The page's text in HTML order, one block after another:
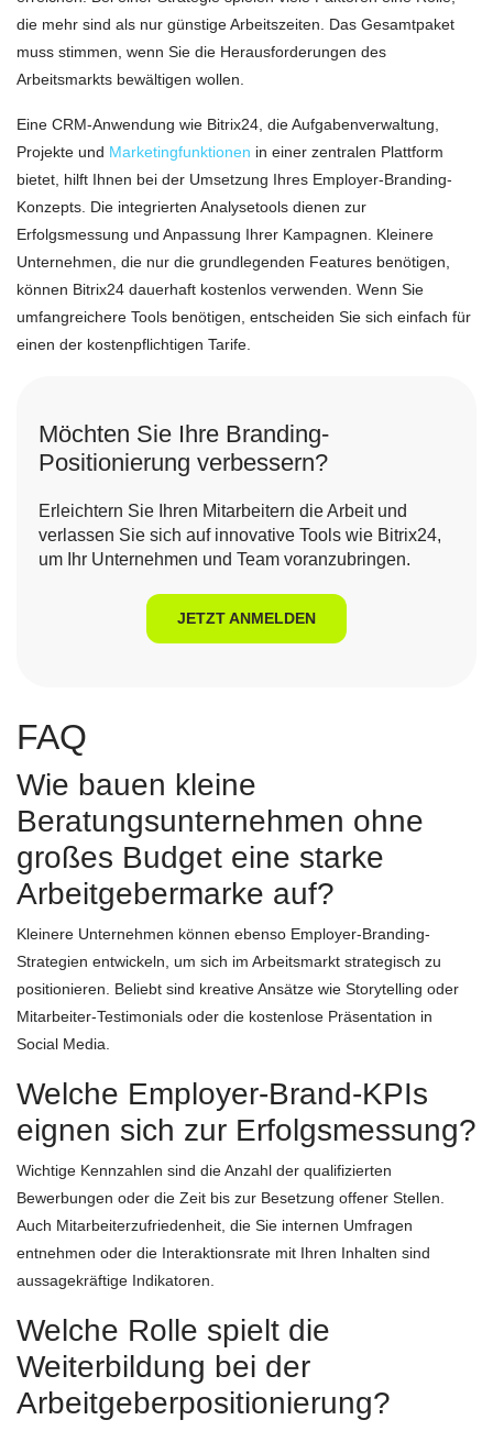
die mehr sind als nur günstige Arbeitszeiten. Das Gesamtpaket
muss stimmen, wenn Sie die Herausforderungen des
Arbeitsmarkts bewältigen wollen.
Eine CRM-Anwendung wie Bitrix24, die Aufgabenverwaltung,
Projekte und Marketingfunktionen in einer zentralen Plattform
bietet, hilft Ihnen bei der Umsetzung Ihres Employer-Branding-
Konzepts. Die integrierten Analysetools dienen zur
Erfolgsmessung und Anpassung Ihrer Kampagnen. Kleinere
Unternehmen, die nur die grundlegenden Features benötigen,
können Bitrix24 dauerhaft kostenlos verwenden. Wenn Sie
umfangreichere Tools benötigen, entscheiden Sie sich einfach für
einen der kostenpflichtigen Tarife.
Möchten Sie Ihre Branding-
Positionierung verbessern?
Erleichtern Sie Ihren Mitarbeitern die Arbeit und
verlassen Sie sich auf innovative Tools wie Bitrix24,
um Ihr Unternehmen und Team voranzubringen.
JETZT ANMELDEN
FAQ
Wie bauen kleine
Beratungsunternehmen ohne
großes Budget eine starke
Arbeitgebermarke auf?
Kleinere Unternehmen können ebenso Employer-Branding-
Strategien entwickeln, um sich im Arbeitsmarkt strategisch zu
positionieren. Beliebt sind kreative Ansätze wie Storytelling oder
Mitarbeiter-Testimonials oder die kostenlose Präsentation in
Social Media.
Welche Employer-Brand-KPIs
eignen sich zur Erfolgsmessung?
Wichtige Kennzahlen sind die Anzahl der qualifizierten
Bewerbungen oder die Zeit bis zur Besetzung offener Stellen.
Auch Mitarbeiterzufriedenheit, die Sie internen Umfragen
entnehmen oder die Interaktionsrate mit Ihren Inhalten sind
aussagekräftige Indikatoren.
Welche Rolle spielt die
Weiterbildung bei der
Arbeitgeberpositionierung?